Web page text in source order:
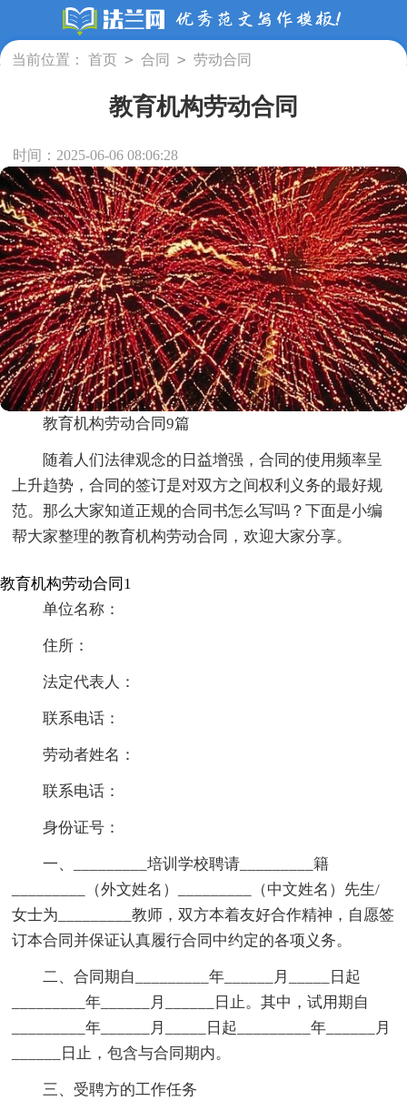
当前位置： 首页 > 合同 > 劳动合同
教育机构劳动合同
时间：2025-06-06 08:06:28
教育机构劳动合同9篇
随着人们法律观念的日益增强，合同的使用频率呈
上升趋势，合同的签订是对双方之间权利义务的最好规
范。那么大家知道正规的合同书怎么写吗？下面是小编
帮大家整理的教育机构劳动合同，欢迎大家分享。
教育机构劳动合同1
单位名称：
住所：
法定代表人：
联系电话：
劳动者姓名：
联系电话：
身份证号：
一、_________培训学校聘请_________籍
_________（外文姓名）_________（中文姓名）先生/
女士为_________教师，双方本着友好合作精神，自愿签
订本合同并保证认真履行合同中约定的各项义务。
二、合同期自_________年______月_____日起
_________年______月______日止。其中，试用期自
_________年______月_____日起_________年______月
______日止，包含与合同期内。
三、受聘方的工作任务